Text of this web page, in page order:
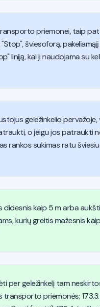
priemonei, taip
šviesoforą,
liniją, kai ji naudojama su
geležinkelio
o jeigu jos
rankos sukimas ratu
kaip 5 m arba
kurių greitis mažesnis
per geležinkelį tam
transporto priemonės;